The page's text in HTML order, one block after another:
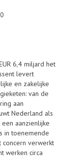
6,4 miljard het
levert
en zakelijke
van de
aan
Nederland als
aanzienlijke
in toenemende
concern verwerkt
werken circa